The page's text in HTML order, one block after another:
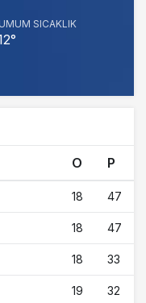
SICAKLIK
O P
18 47
18 47
18 33
19 32